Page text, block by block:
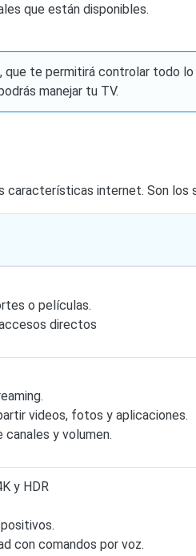
que están disponibles.
te permitirá controlar todo
manejar tu TV.
características internet. Son los
o películas.
directos
videos, fotos y aplicaciones.
y volumen.
y HDR
con comandos por voz.